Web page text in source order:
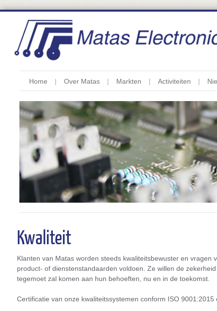
Home Over Matas Markten Activiteiten
Kwaliteit
Klanten van Matas worden steeds kwaliteitsbewuster en vragen
product- of dienstenstandaarden voldoen. Ze willen de
tegemoet zal komen aan hun behoeften, nu en in de toekomst.
Certificatie van onze kwaliteitssystemen conform ISO 9001:2015